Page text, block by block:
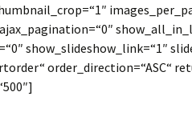
show_slideshow_link=“1″
order_direction=“ASC“